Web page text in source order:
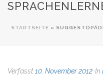
STARTSEITE »
Verfasst 10. November 2012 In